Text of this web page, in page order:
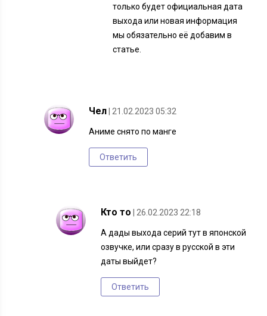
только будет официальная дата
выхода или новая информация
мы обязательно её добавим в
статье.
Чел | 21.02.2023 05:32
Аниме снято по манге
Ответить
Кто то | 26.02.2023 22:18
А дады выхода серий тут в японской
озвучке, или сразу в русской в эти
даты выйдет?
Ответить